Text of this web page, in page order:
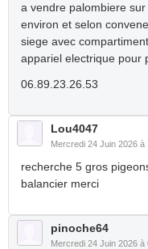
a vendre palombiere
environ et selon
siege avec
appariel electrique pour
06.89.23.26.53
Lou4047
Mercredi 24 Juin 2026 à
recherche 5 gros
balancier merci
pinoche64
Mercredi 24 Juin 2026 à